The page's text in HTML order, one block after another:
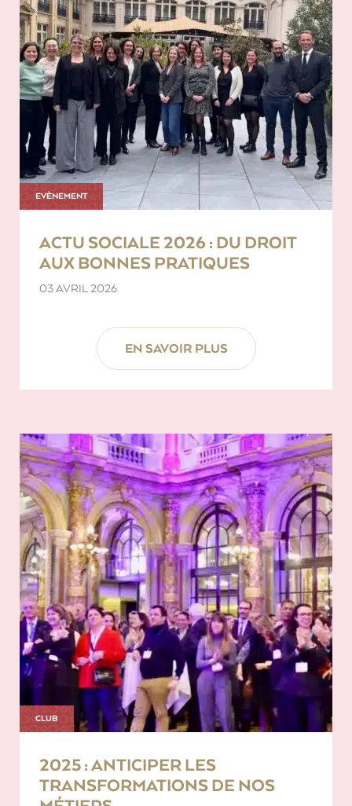
EVÈNEMENT
ACTU SOCIALE 2026 : DU DROIT
AUX BONNES PRATIQUES
03 AVRIL 2026
EN SAVOIR PLUS
CLUB
2025 : ANTICIPER LES
TRANSFORMATIONS DE NOS